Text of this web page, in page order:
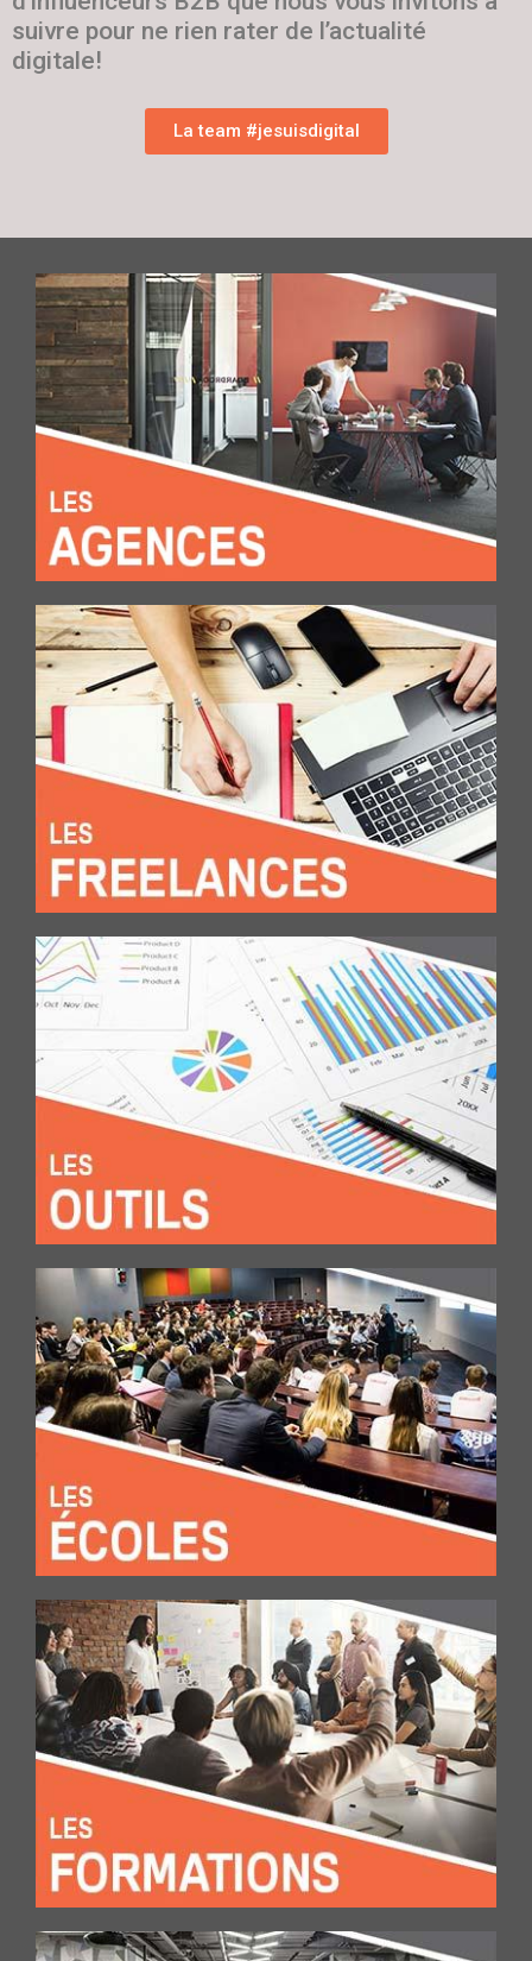
suivre pour ne rien rater de l’actualité
digitale!
La team #jesuisdigital